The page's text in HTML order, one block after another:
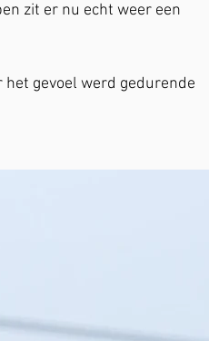
zit er nu echt weer een
gevoel werd gedurende